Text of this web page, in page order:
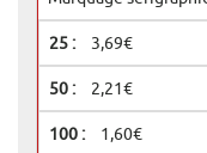
3,69€
2,21€
1,60€